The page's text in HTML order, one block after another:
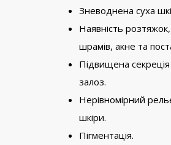
Зневоднена суха
Наявність
шрамів, акне та
Підвищена
залоз.
Нерівномірний
шкіри.
Пігментація.